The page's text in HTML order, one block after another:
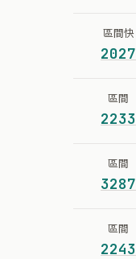
區間快
2027
區間
2233
區間
3287
區間
2243